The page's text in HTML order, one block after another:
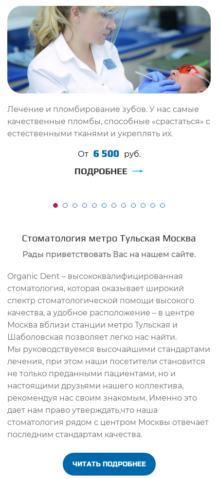
Лечение и пломбирование зубов. У нас самые
качественные пломбы, способные «срастаться» с
естественными тканями и укреплять их.
ПОДРОБНЕЕ
От 6 500 руб.
Стоматология метро Тульская Москва
Рады приветствовать Вас на нашем сайте.
Organic Dent – высококвалифицированная
стоматология, которая оказывает широкий
спектр стоматологической помощи высокого
качества, а удобное расположение – в центре
Москва вблизи станции метро Тульская и
Шаболовская позволяет легко нас найти.
Мы руководствуемся высочайшими стандартами
лечения, при этом наши посетители становится
не только преданными пациентами, но и
настоящими друзьями нашего коллектива,
рекомендуя нас своим знакомым. Именно это
дает нам право утверждать,что наша
стоматология рядом с центром Москвы отвечает
последним стандартам качества.
ЧИТАТЬ ПОДРОБНЕЕ